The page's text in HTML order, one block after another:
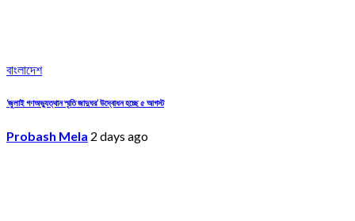
বাংলাদেশ
‘জুলাই গণঅভ্যুত্থান স্মৃতি জাদুঘর’ উদ্বোধন হচ্ছে ৫ আগস্ট
Probash Mela 2 days ago